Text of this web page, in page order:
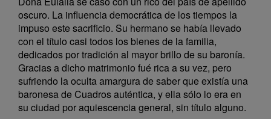
oscuro. La influencia democrática de los tiempos la
impuso este sacrificio. Su hermano se había llevado
con el título casi todos los bienes de la familia,
dedicados por tradición al mayor brillo de su baronía.
Gracias a dicho matrimonio fué rica a su vez, pero
sufriendo la oculta amargura de saber que existía una
baronesa de Cuadros auténtica, y ella sólo lo era en
su ciudad por aquiescencia general, sin título alguno.